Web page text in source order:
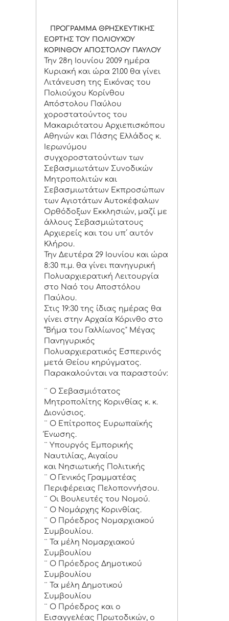
ΠΡΟΓΡΑΜΜΑ ΘΡΗΣΚΕΥΤΙΚΗΣ
ΕΟΡΤΗΣ ΤΟΥ ΠΟΛΙΟΥΧΟΥ
ΚΟΡΙΝΘΟΥ ΑΠΟΣΤΟΛΟΥ ΠΑΥΛΟΥ
Την 28η Ιουνίου 2009 ημέρα
Κυριακή και ώρα 21.00 θα γίνει
Λιτάνευση της Εικόνας του
Πολιούχου Κορίνθου
Απόστολου Παύλου
χοροστατούντος του
Μακαριότατου Αρχιεπισκόπου
Αθηνών και Πάσης Ελλάδος κ.
Ιερωνύμου
συγχοροστατούντων των
Σεβασμιωτάτων Συνοδικών
Μητροπολιτών και
Σεβασμιωτάτων Εκπροσώπων
των Αγιοτάτων Αυτοκέφαλων
Ορθόδοξων Εκκλησιών, μαζί με
άλλους Σεβασμιώτατους
Αρχιερείς και του υπ΄ αυτόν
Κλήρου.
Την Δευτέρα 29 Ιουνίου και ώρα
8:30 π.μ. θα γίνει πανηγυρική
Πολυαρχιερατική Λειτουργία
στο Ναό του Αποστόλου
Παύλου.
Στις 19:30 της ίδιας ημέρας θα
γίνει στην Αρχαία Κόρινθο στο
“Βήμα του Γαλλίωνος" Μέγας
Πανηγυρικός
Πολυαρχιερατικός Εσπερινός
μετά Θείου κηρύγματος.
Παρακαλούνται να παραστούν:
¨ Ο Σεβασμιότατος
Μητροπολίτης Κορινθίας κ. κ.
Διονύσιος.
¨ Ο Επίτροπος Ευρωπαϊκής
Ένωσης.
¨ Υπουργός Εμπορικής
Ναυτιλίας, Αιγαίου
και Νησιωτικής Πολιτικής
¨ Ο Γενικός Γραμματέας
Περιφέρειας Πελοποννήσου.
¨ Οι Βουλευτές του Νομού.
¨ Ο Νομάρχης Κορινθίας.
¨ Ο Πρόεδρος Νομαρχιακού
Συμβουλίου.
¨ Τα μέλη Νομαρχιακού
Συμβουλίου
¨ Ο Πρόεδρος Δημοτικού
Συμβουλίου
¨ Τα μέλη Δημοτικού
Συμβουλίου
¨ Ο Πρόεδρος και ο
Εισαγγελέας Πρωτοδικών, ο